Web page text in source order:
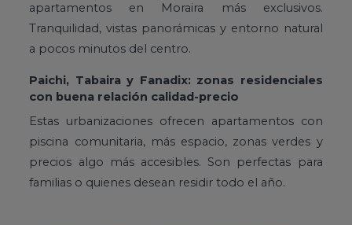
apartamentos en Moraira más exclusivos.
Tranquilidad, vistas panorámicas y entorno natural
a pocos minutos del centro.
Paichi, Tabaira y Fanadix: zonas residenciales
con buena relación calidad-precio
Estas urbanizaciones ofrecen apartamentos con
piscina comunitaria, más espacio, zonas verdes y
precios algo más accesibles. Son perfectas para
familias o quienes desean residir todo el año.